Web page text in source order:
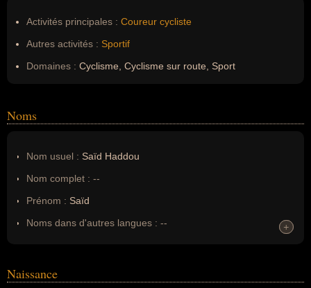
Activités principales : Coureur cycliste
Autres activités : Sportif
Domaines : Cyclisme, Cyclisme sur route, Sport
Noms
Nom usuel : Saïd Haddou
Nom complet : --
Prénom : Saïd
Noms dans d'autres langues : --
Nom de famille :Haddou
+
+
Naissance